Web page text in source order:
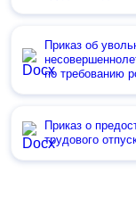
Приказ об
по требованию
Приказ о
трудового